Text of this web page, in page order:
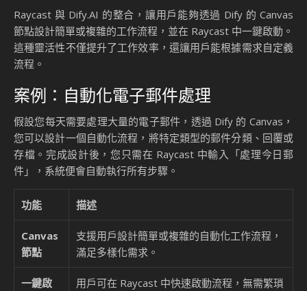
Source:LysonOber on X
這種功能特別適合需要處理大量數據或多任務的專業人士，讓
他們能專注於更具創造性的工作。
2.簡化工作流程：靈活設計與
執行